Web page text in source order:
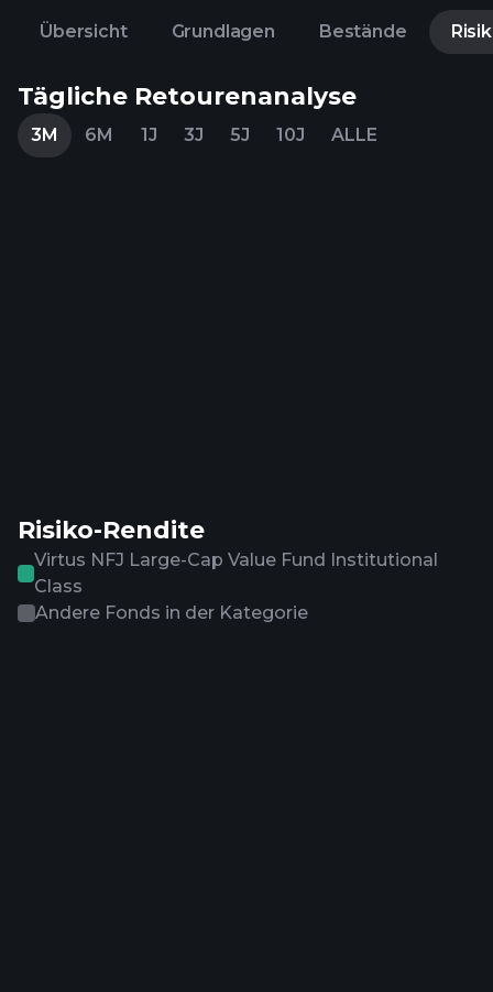
Übersicht Grundlagen Bestände
Tägliche Retourenanalyse
3M 6M 1J 3J 5J 10J ALLE
Risiko-Rendite
Virtus NFJ Large-Cap Value Fund Institutional
Class
Andere Fonds in der Kategorie